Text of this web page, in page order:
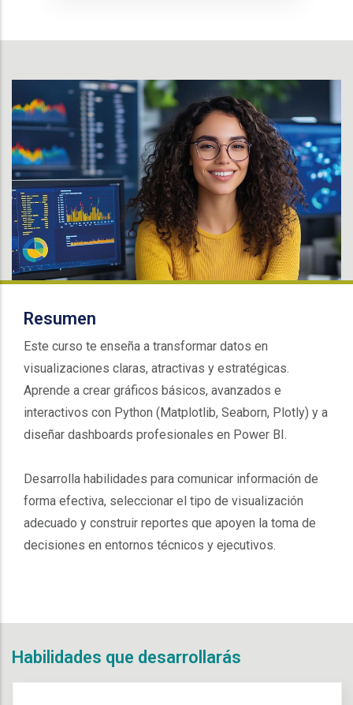
Resumen
Este curso te enseña a transformar datos en
visualizaciones claras, atractivas y estratégicas.
Aprende a crear gráficos básicos, avanzados e
interactivos con Python (Matplotlib, Seaborn, Plotly) y a
diseñar dashboards profesionales en Power BI.
Desarrolla habilidades para comunicar información de
forma efectiva, seleccionar el tipo de visualización
adecuado y construir reportes que apoyen la toma de
decisiones en entornos técnicos y ejecutivos.
Habilidades que desarrollarás